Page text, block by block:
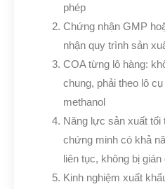
phép
Chứng nhận GMP
nhận quy trình sản
COA từng lô hàng:
chung, phải theo lô
methanol
Năng lực sản xuất tối
chứng minh có khả
liên tục, không bị
Kinh nghiệm xuất